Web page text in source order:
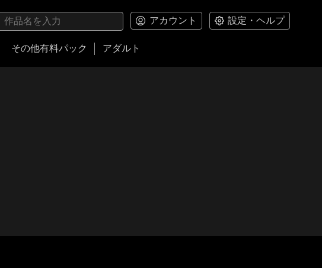
アカウント 設定・ヘルプ
その他有料パック アダルト